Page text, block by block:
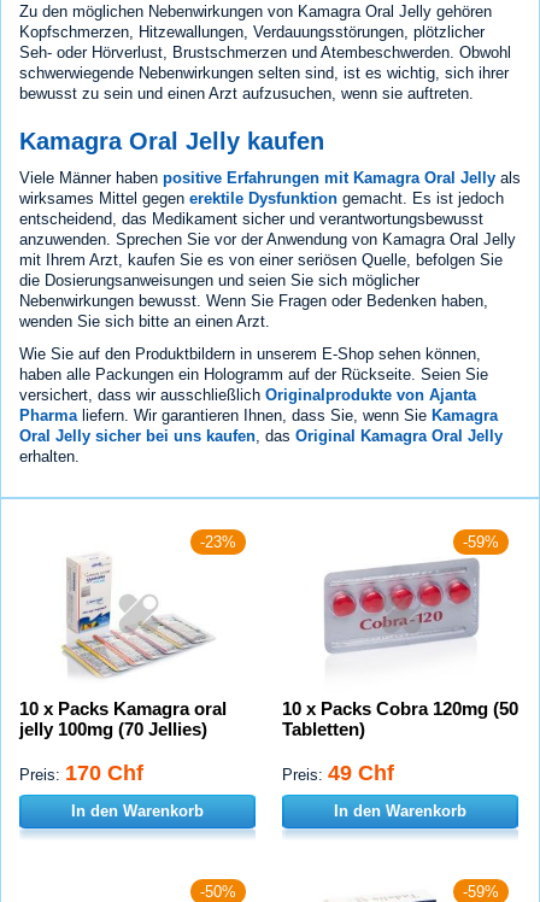
Zu den möglichen Nebenwirkungen von Kamagra Oral Jelly gehören
Kopfschmerzen, Hitzewallungen, Verdauungsstörungen, plötzlicher
Seh- oder Hörverlust, Brustschmerzen und Atembeschwerden. Obwohl
schwerwiegende Nebenwirkungen selten sind, ist es wichtig, sich ihrer
bewusst zu sein und einen Arzt aufzusuchen, wenn sie auftreten.
Kamagra Oral Jelly kaufen
Viele Männer haben positive Erfahrungen mit Kamagra Oral Jelly als
wirksames Mittel gegen erektile Dysfunktion gemacht. Es ist jedoch
entscheidend, das Medikament sicher und verantwortungsbewusst
anzuwenden. Sprechen Sie vor der Anwendung von Kamagra Oral Jelly
mit Ihrem Arzt, kaufen Sie es von einer seriösen Quelle, befolgen Sie
die Dosierungsanweisungen und seien Sie sich möglicher
Nebenwirkungen bewusst. Wenn Sie Fragen oder Bedenken haben,
wenden Sie sich bitte an einen Arzt.
Wie Sie auf den Produktbildern in unserem E-Shop sehen können,
haben alle Packungen ein Hologramm auf der Rückseite. Seien Sie
versichert, dass wir ausschließlich Originalprodukte von Ajanta
Pharma liefern. Wir garantieren Ihnen, dass Sie, wenn Sie Kamagra
Oral Jelly sicher bei uns kaufen , das Original Kamagra Oral Jelly
erhalten.
-23%
10 x Packs Kamagra oral
jelly 100mg (70 Jellies)
Preis: 170 Chf
In den Warenkorb
-59%
10 x Packs Cobra 120mg (50
Tabletten)
Preis: 49 Chf
In den Warenkorb
-50% -59%